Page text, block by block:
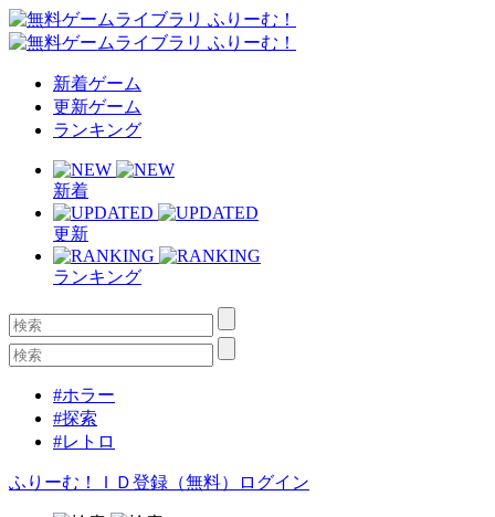
新着ゲーム
更新ゲーム
ランキング
新着
更新
ランキング
#ホラー
#探索
#レトロ
ふりーむ！ＩＤ登録（無料） ログイン